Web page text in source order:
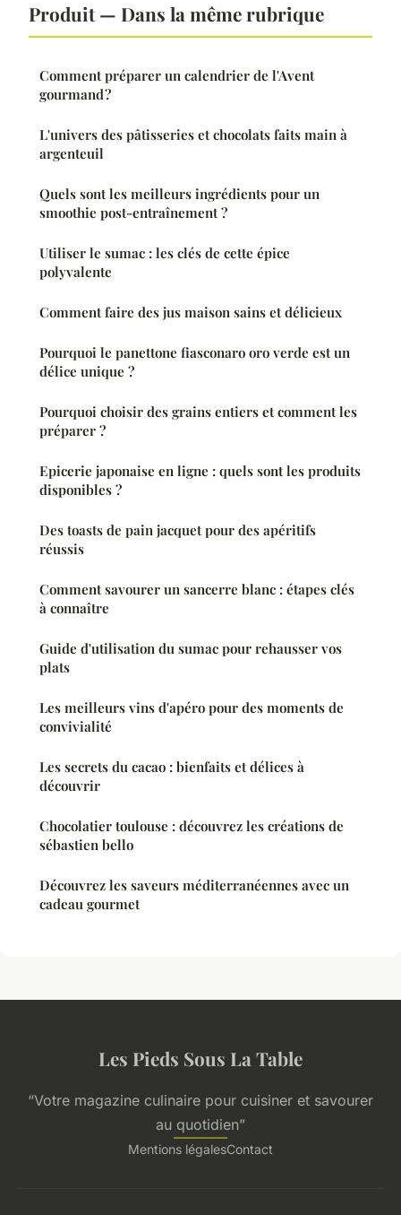
Produit — Dans la même rubrique
Comment préparer un calendrier de l'Avent
gourmand ?
L'univers des pâtisseries et chocolats faits main à
argenteuil
Quels sont les meilleurs ingrédients pour un
smoothie post-entraînement ?
Utiliser le sumac : les clés de cette épice
polyvalente
Comment faire des jus maison sains et délicieux
Pourquoi le panettone fiasconaro oro verde est un
délice unique ?
Pourquoi choisir des grains entiers et comment les
préparer ?
Epicerie japonaise en ligne : quels sont les produits
disponibles ?
Des toasts de pain jacquet pour des apéritifs
réussis
Comment savourer un sancerre blanc : étapes clés
à connaître
Guide d'utilisation du sumac pour rehausser vos
plats
Les meilleurs vins d'apéro pour des moments de
convivialité
Les secrets du cacao : bienfaits et délices à
découvrir
Chocolatier toulouse : découvrez les créations de
sébastien bello
Découvrez les saveurs méditerranéennes avec un
cadeau gourmet
Les Pieds Sous La Table
“Votre magazine culinaire pour cuisiner et savourer
au quotidien”
Mentions légalesContact